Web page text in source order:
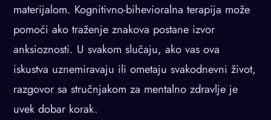
materijalom. Kognitivno-bihevioralna terapija može
pomoći ako traženje znakova postane izvor
anksioznosti. U svakom slučaju, ako vas ova
iskustva uznemiravaju ili ometaju svakodnevni život,
razgovor sa stručnjakom za mentalno zdravlje je
uvek dobar korak.